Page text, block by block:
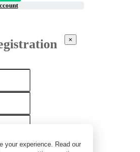
your experience. Read our
×